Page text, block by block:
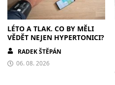
LÉTO A TLAK. CO BY MĚLI
VĚDĚT NEJEN HYPERTONICI?
RADEK ŠTĚPÁN
06. 08. 2026